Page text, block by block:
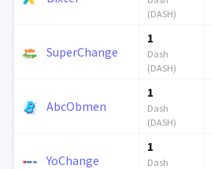
(DASH)
SuperChange
1
Dash
(DASH)
AbcObmen
1
Dash
(DASH)
YoChange
1
Dash